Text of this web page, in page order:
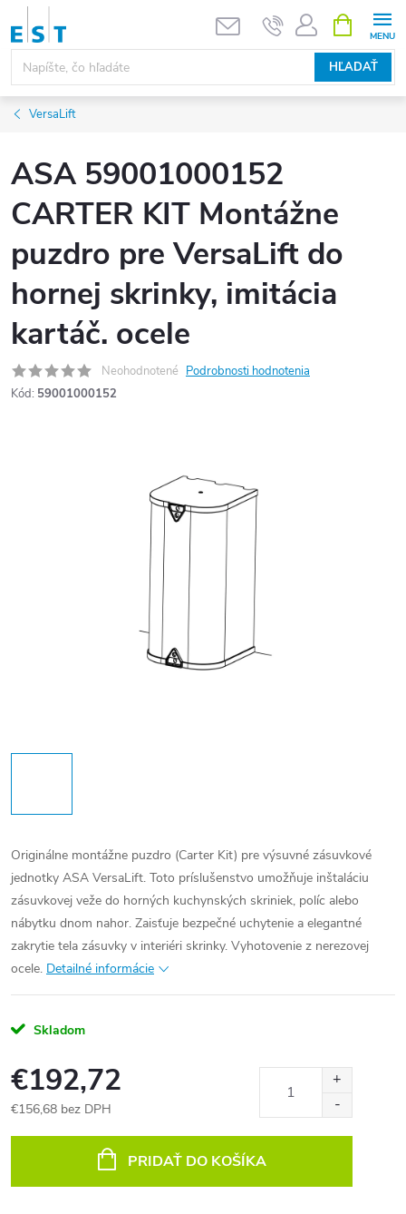
Prejsť
obsah
HĽADAŤ
KOŠÍK
VersaLift
ASA 59001000152
CARTER KIT Montážne
puzdro pre VersaLift do
hornej skrinky, imitácia
kartáč. ocele
Neohodnotené Podrobnosti hodnotenia
Kód: 59001000152
Originálne montážne puzdro (Carter Kit) pre výsuvné zásuvkové
jednotky ASA VersaLift. Toto príslušenstvo umožňuje inštaláciu
zásuvkovej veže do horných kuchynských skriniek, políc alebo
nábytku dnom nahor. Zaisťuje bezpečné uchytenie a elegantné
zakrytie tela zásuvky v interiéri skrinky. Vyhotovenie z nerezovej
ocele. Detailné informácie
Skladom
€192,72
€156,68 bez DPH
PRIDAŤ DO KOŠÍKA